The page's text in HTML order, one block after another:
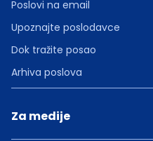
Poslovi na email
Upoznajte poslodavce
Dok tražite posao
Arhiva poslova
Za medije